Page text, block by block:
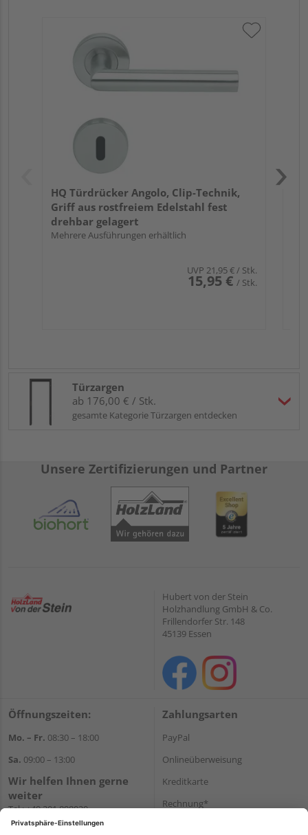
HQ Türdrücker Angolo, Clip-Technik,
Griff aus rostfreiem Edelstahl fest
drehbar gelagert
Mehrere Ausführungen erhältlich
UVP 21,95 €/ Stk.
15,95 € / Stk.
Türzargen
ab 176,00 € / Stk.
gesamte Kategorie Türzargen entdecken
Unsere Zertifizierungen und Partner
Hubert von der Stein
Holzhandlung GmbH & Co.
Frillendorfer Str. 148
45139 Essen
Öffnungszeiten:
Mo. – Fr. 08:30 – 18:00
Sa. 09:00 – 13:00
Wir helfen Ihnen gerne
weiter
Tel.:+49 201 898020
E-Mail:shop@vonderstein.de
Zahlungsarten
PayPal
Onlineüberweisung
Kreditkarte
Rechnung*